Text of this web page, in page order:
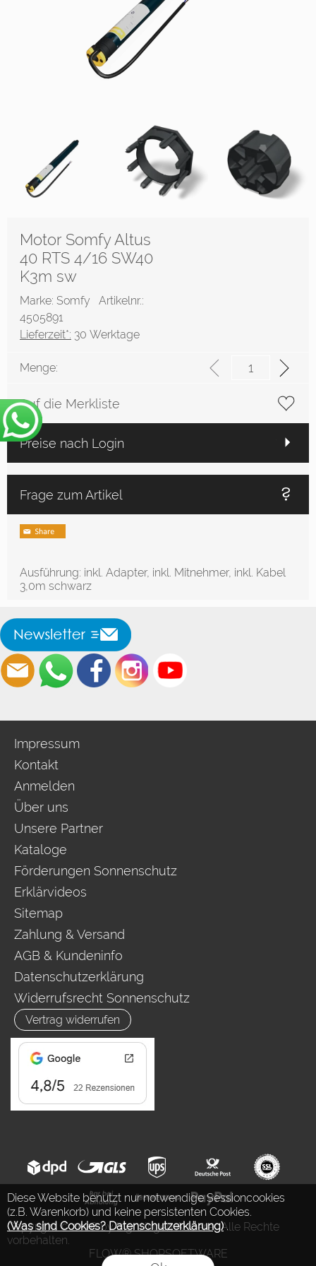
Diese Website benutzt nur notwendige Sessioncookies
(z.B. Warenkorb) und keine persistenten Cookies.
(Was sind Cookies? Datenschutzerklärung).
Motor Somfy Altus
40 RTS 4/16 SW40
K3m sw
Marke: Somfy Artikelnr.:
4505891
Lieferzeit*: 30 Werktage
Menge:
Auf die Merkliste
Preise nach Login
Frage zum Artikel
Ausführung: inkl. Adapter, inkl. Mitnehmer, inkl. Kabel
3,0m schwarz
Impressum
Kontakt
Anmelden
Über uns
Unsere Partner
Kataloge
Förderungen Sonnenschutz
Erklärvideos
Sitemap
Zahlung & Versand
AGB & Kundeninfo
Datenschutzerklärung
Widerrufsrecht Sonnenschutz
Vertrag widerrufen
Copyright © 2026 by Ing. Jürgen Auderer. Alle Rechte
vorbehalten.
FLOW® SHOPSOFTWARE